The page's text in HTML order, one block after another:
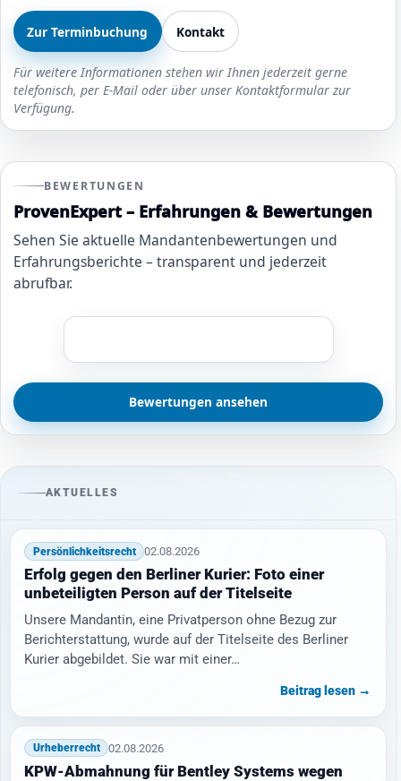
Zur Terminbuchung Kontakt
Für weitere Informationen stehen wir Ihnen jederzeit gerne
telefonisch, per E-Mail oder über unser Kontaktformular zur
Verfügung.
BEWERTUNGEN
ProvenExpert – Erfahrungen & Bewertungen
Sehen Sie aktuelle Mandantenbewertungen und
Erfahrungsberichte – transparent und jederzeit
abrufbar.
Bewertungen ansehen
AKTUELLES
Persönlichkeitsrecht 02.08.2026
Erfolg gegen den Berliner Kurier: Foto einer
unbeteiligten Person auf der Titelseite
Unsere Mandantin, eine Privatperson ohne Bezug zur
Berichterstattung, wurde auf der Titelseite des Berliner
Kurier abgebildet. Sie war mit einer…
Beitrag lesen →
Urheberrecht 02.08.2026
KPW-Abmahnung für Bentley Systems wegen